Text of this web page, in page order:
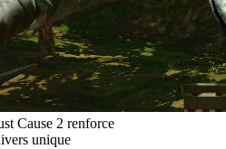
Cause 2 renforce
unique